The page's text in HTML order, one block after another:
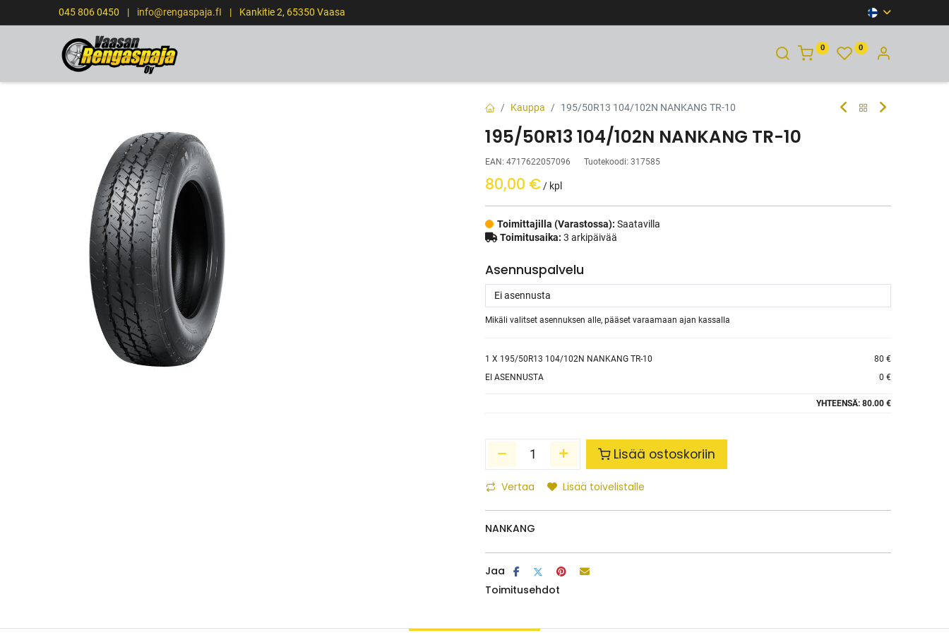
045 806 0450 | info@rengaspaja.fI | Kankitie 2, 65350 Vaasa
0 0
Kauppa 195/50R13 104/102N NANKANG TR-10
195/50R13 104/102N NANKANG TR-10
EAN: 4717622057096 Tuotekoodi: 317585
80,00 € / kpl
Toimittajilla (Varastossa): Saatavilla
Toimitusaika: 3 arkipäivää
Asennuspalvelu
Mikäli valitset asennuksen alle, pääset varaamaan ajan kassalla
1 X 195/50R13 104/102N NANKANG TR-10
80 €
EI ASENNUSTA
0 €
YHTEENSÄ: 80.00 €
Lisää ostoskoriin
Vertaa Lisää toivelistalle
NANKANG
Jaa
Toimitusehdot